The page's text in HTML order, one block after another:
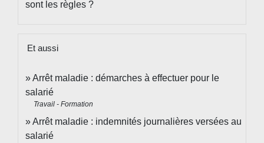
sont les règles ?
Et aussi
Arrêt maladie : démarches à effectuer pour le
salarié
Travail - Formation
Arrêt maladie : indemnités journalières versées au
salarié